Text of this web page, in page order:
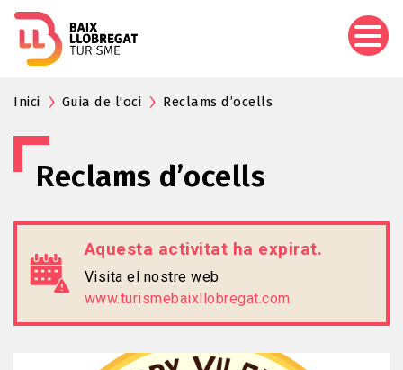
Inici Guia de l'oci Reclams d’ocells
Reclams d’ocells
Aquesta activitat ha expirat.
Visita el nostre web
www.turismebaixllobregat.com